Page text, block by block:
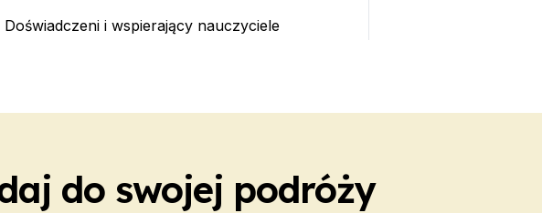
Doświadczeni i wspierający nauczyciele
do swojej podróży